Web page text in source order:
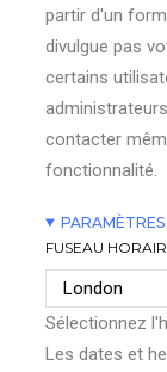
partir d'un
divulgue pas
certains
contacter
fonctionnalité.
FUSEAU
Sélectionnez
Les dates et